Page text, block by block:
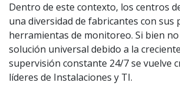
Dentro de este contexto, los centros
una diversidad de fabricantes con sus
herramientas de monitoreo. Si bien
solución universal debido a la
supervisión constante 24/7 se vuelve
líderes de Instalaciones y TI.